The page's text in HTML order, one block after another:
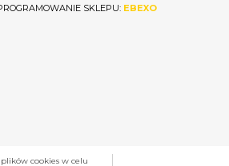
SKLEPU: EBEXO
cookies w celu